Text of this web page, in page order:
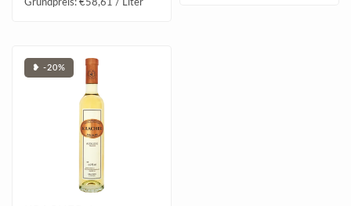
Grundpreis: €58,61 / Liter
❥ -20%